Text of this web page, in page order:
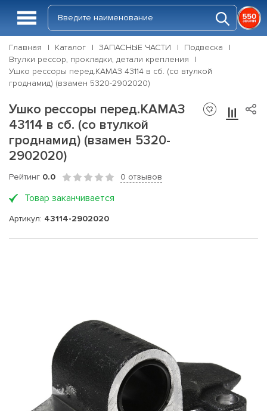
Главная Каталог ЗАПАСНЫЕ ЧАСТИ
Подвеска
Втулки рессор, прокладки, детали крепления
Ушко рессоры перед.КАМАЗ 43114 в сб. (со втулкой
гроднамид) (взамен 5320-2902020)
Ушко рессоры перед.КАМАЗ
43114 в сб. (со втулкой
гроднамид) (взамен 5320-
2902020)
Рейтинг 0.0 0 отзывов
Товар заканчивается
Артикул: 43114-2902020